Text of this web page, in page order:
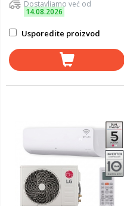
Dostavljamo već od
14.08.2026
Usporedite proizvod